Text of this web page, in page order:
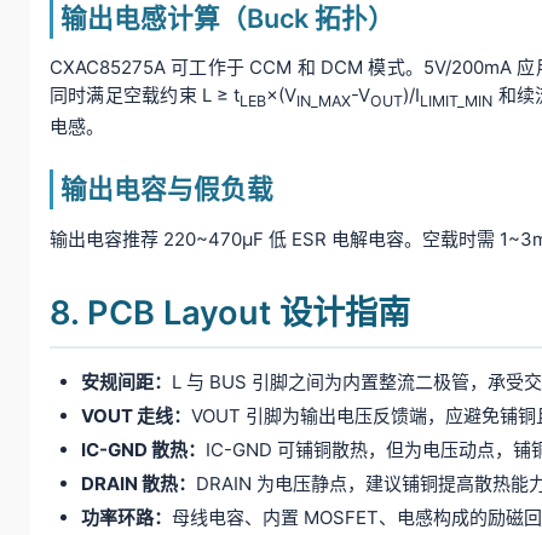
输出电感计算（Buck 拓扑）
CXAC85275A 可工作于 CCM 和 DCM 模式。5V/200mA
同时满足空载约束 L ≥ tLEB×(VIN_MAX-VOUT)/ILIMIT_MIN 和续
电感。
输出电容与假负载
输出电容推荐 220~470μF 低 ESR 电解电容。空载时需
8. PCB Layout 设计指南
安规间距： L 与 BUS 引脚之间为内置整流二极管，承受
VOUT 走线： VOUT 引脚为输出电压反馈端，应避免铺
IC-GND 散热： IC-GND 可铺铜散热，但为电压动点，铺
DRAIN 散热： DRAIN 为电压静点，建议铺铜提高散热能
功率环路： 母线电容、内置 MOSFET、电感构成的励磁